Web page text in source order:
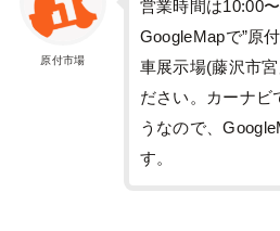
原付市場
営業時間は10:00〜
GoogleMapで”原
車展示場(藤沢市
ださい。カーナビ
うなので、
す。